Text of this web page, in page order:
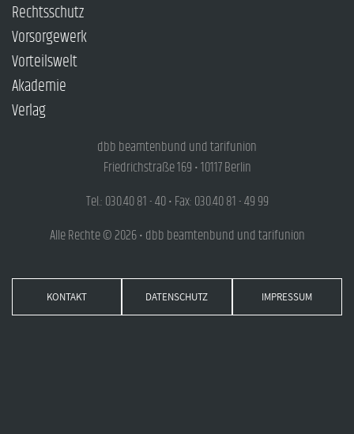
Rechtsschutz
Vorsorgewerk
Vorteilswelt
Akademie
Verlag
dbb beamtenbund und tarifunion
Friedrichstraße 169 • 10117 Berlin
Tel.: 030.40 81 - 40 • Fax: 030.40 81 - 49 99
Alle Rechte © 2026 • dbb beamtenbund und tarifunion
KONTAKT DATENSCHUTZ IMPRESSUM